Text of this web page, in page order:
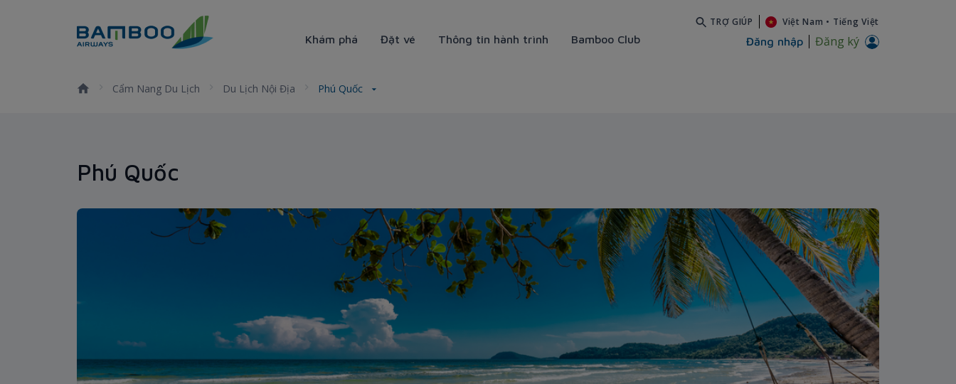
Khám phá Đặt vé Thông tin hành trình Bamboo Club
TRỢ GIÚP Việt Nam • Tiếng Việt
Đăng nhập Đăng ký
Phú Quốc Cẩm Nang Du Lịch Du Lịch Nội Địa Phú Quốc
Phú Quốc